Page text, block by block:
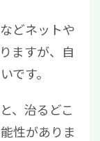
どネットや
ますが、自
です。
、治るどこ
性がありま